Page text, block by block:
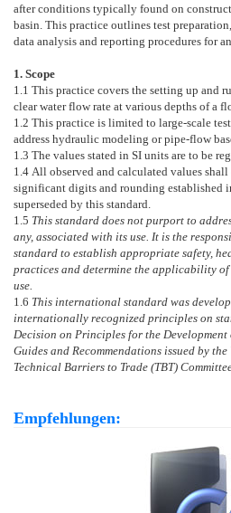
after conditions typically found on
basin. This practice outlines test
data analysis and reporting procedures for
1. Scope
1.1 This practice covers the setting up and
clear water flow rate at various depths of a
1.2 This practice is limited to large-scale
address hydraulic modeling or pipe-flow
1.3 The values stated in SI units are to be
1.4 All observed and calculated values
significant digits and rounding established
superseded by this standard.
1.5 This standard does not purport to
any, associated with its use. It is the
standard to establish appropriate safety,
practices and determine the applicability
use.
1.6 This international standard was
internationally recognized principles on
Decision on Principles for the
Guides and Recommendations issued by
Technical Barriers to Trade (TBT)
Empfehlungen: